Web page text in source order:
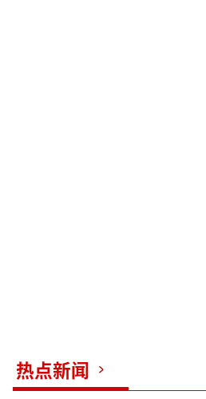
热点新闻